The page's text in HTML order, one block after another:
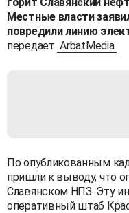
Местные власти
повредили линию
передает ArbatMedia
По опубликованным
пришли к выводу, что
Славянском НПЗ. Эту
оперативный штаб